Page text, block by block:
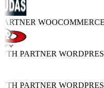
WOOCOMMERCE
PARTNERWORDPRESS
PARTNERWORDPRESS